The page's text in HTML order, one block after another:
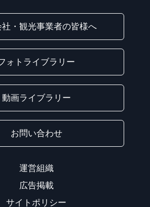
・観光事業者の皆様へ
ォトライブラリー
動画ライブラリー
お問い合わせ
運営組織
広告掲載
サイトポリシー